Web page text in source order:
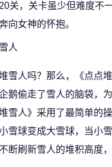
关，关卡虽少但难度不
向女神的怀抱。
人
雪人吗？那么，《点点
鹅偷走了雪人的脑袋，
雪人》采用了最简单的
雪球变成大雪球，当小
断刷新雪人的堆积高度